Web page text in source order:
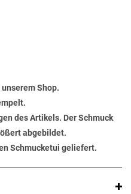
Shop.
des Artikels. Der Schmuck
abgebildet.
Schmucketui geliefert.